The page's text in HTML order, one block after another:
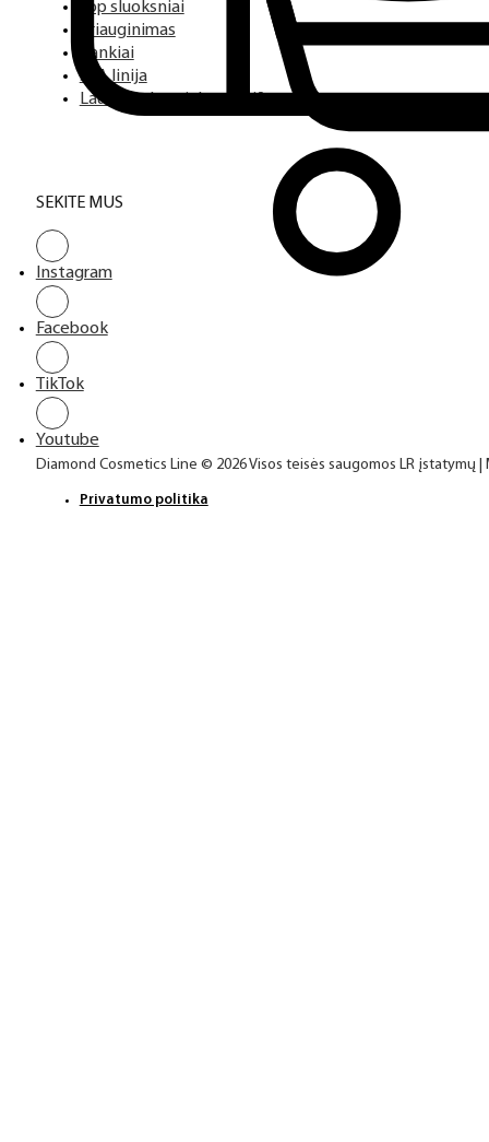
Top sluoksniai
Priauginimas
Įrankiai
SPA linija
Laufwunder pėdų priežiūra
SEKITE MUS
Instagram
Facebook
TikTok
Youtube
Diamond Cosmetics Line © 2026 Visos teisės saugomos LR įstatymų
Privatumo politika